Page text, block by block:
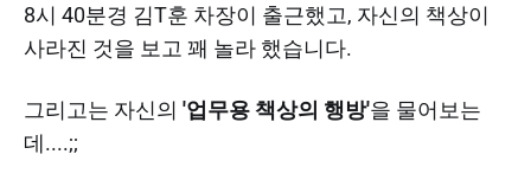
8시 40분경 김T훈 차장이 출근했고, 자신의 책상이
사라진 것을 보고 꽤 놀라 했습니다.
그리고는 자신의 '업무용 책상의 행방'을 물어보는
데....;;